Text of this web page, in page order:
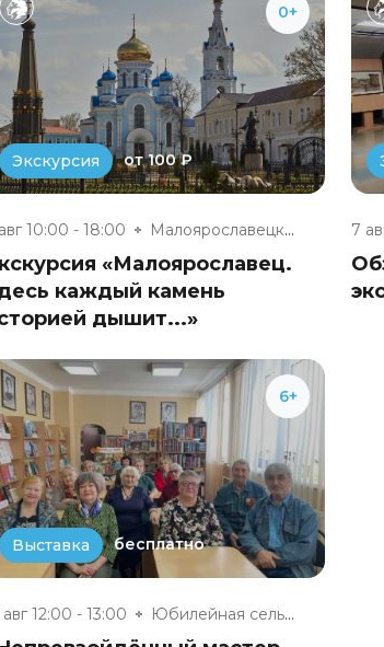
0+
Экскурсия от 100 ₽
10:00 - 18:00 Малоярославецкий музейно-выста...
«Малоярославец.
каждый камень
дышит...»
7
6+
Выставка бесплатно
авг 12:00 - 13:00 Юбилейная сельская модельная б...